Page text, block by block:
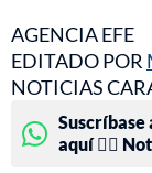
AGENCIA EFE
EDITADO POR
NOTICIAS
Suscríbase
aquí 👉🏻